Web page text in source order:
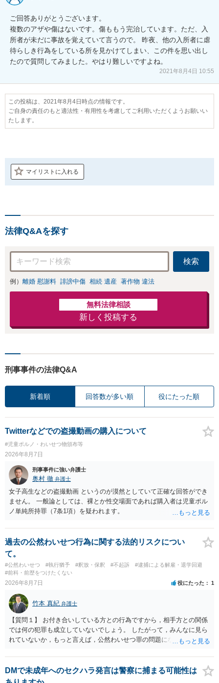
ご回答ありがとうございます。
複数のアザや傷はないです。傷ももう完治しています。ただ、入
所者が未だに事故を覚えていて言うので。 昨夜、他の入所者に虐
待らしき行為をしている所を見かけてしまい、この件を思い出し
たので質問してみました。やはり難しいですよね。
2021年8月4日 10:55
この投稿は、2021年8月4日時点の情報です。
ご自身の責任のもと適法性・有用性を考慮してご利用いただくようお願いい
たします。
マイリストに入れる
法律Q&Aを探す
検索
例） 離婚 慰謝料 誹謗中傷 相続 遺産 著作物 違法
無料法律相談
新しく投稿する
刑事事件の法律Q&A
新着順 回答数が多い順 役にたった順
Twitterなどでの盗撮動画の購入について
#児童ポルノ・わいせつ物頒布等
2026年8月7日
刑事事件に強い弁護士
奥村 徹 弁護士
女子高生などの盗撮動画 というのが漠然としていて正確な回答ができ
ません。 一般論としては、裸とか性交場面であれば購入者は児童ポル
ノ単純所持罪（7条1項）を疑われます。
過去の公然わいせつ行為に関する法的リスクについ
て。
#公然わいせつ #執行猶予 #釈放・保釈 #不起訴
#逮捕による解雇・退学回避
#前科・前歴をつけたくない
2026年8月7日 役にたった 1
竹本 真紀 弁護士
【質問１】 お付き合いしている方との行為ですから，相手方との関係
では何の犯罪も成立していないでしょう。 したがって，みんなに見ら
れていないか，もっと言えば，公然わいせつ罪の問題にならないかの
然性は，不特定又は多数の方が認識できる状態か否かで判断されま
す。 本件は，車の中という閉鎖された空間で行っており，不特定又は
多数の方が認識するのは困難な状態ですから，公然性はないと思いま
DMで未成年へのセクハラ発言は警察に捕まる可能性は